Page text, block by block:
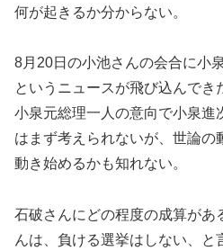
何が起きるか分からない。
8月20日の小池さんの会合に小
というニュースが飛び込んでき
小泉元総理一人の意向で小泉進
はまず考えられないが、世論の
動き始めるかも知れない。
石破さんにどの程度の成算があ
んは、負ける選挙はしない、と